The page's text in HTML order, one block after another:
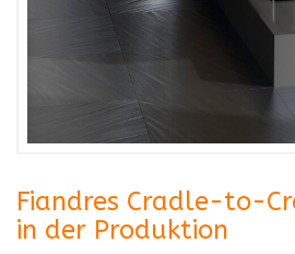
Fiandres Cradle-to-
in der Produktion